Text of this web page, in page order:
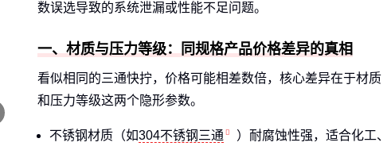
数误选导致的系统泄漏或性能不足问题。
一、材质与压力等级：同规格产品价格差异的真相
看似相同的三通快拧，价格可能相差数倍，核心差异在于材质
和压力等级这两个隐形参数。
不锈钢材质（如304不锈钢三通
）耐腐蚀性强，适合化工、